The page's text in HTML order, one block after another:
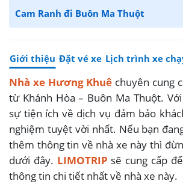
Cam Ranh đi Buôn Ma Thuột
Giới thiệu Đặt vé xe Lịch trình xe
Nhà xe Hương Khuê chuyên cung
từ Khánh Hòa – Buôn Ma Thuột.
sự tiện ích về dịch vụ đảm bảo
nghiệm tuyệt vời nhất. Nếu bạn
thêm thông tin về nhà xe này thì
dưới đây. LIMOTRIP sẽ cung cấp
thông tin chi tiết nhất về nhà xe này.